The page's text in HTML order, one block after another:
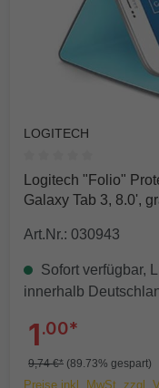
LOGITECH
Durchschnittliche
Logitech "Folio"
Galaxy Tab 3, 8.0',
Art.Nr.: 030943
Sofort verfügbar,
innerhalb
1.00*
9,74 €* (89.73% gespart)
Preise inkl. MwSt. zzgl.